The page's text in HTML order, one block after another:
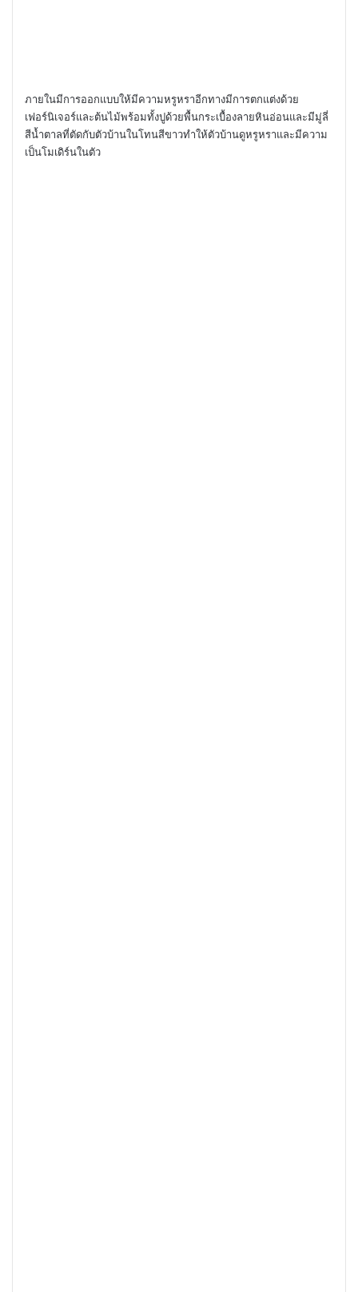
ภายในมีการออกแบบให้มีความหรูหราอีกทางมีการตกแต่งด้วย
เฟอร์นิเจอร์และต้นไม้พร้อมทั้งปูด้วยพื้นกระเบื้องลายหินอ่อนและมีมู่ลี่
สีน้ำตาลที่ตัดกับตัวบ้านในโทนสีขาวทำให้ตัวบ้านดูหรูหราและมีความ
เป็นโมเดิร์นในตัว